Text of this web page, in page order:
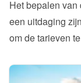
Het bepalen
een uitdaging
om de tarieven